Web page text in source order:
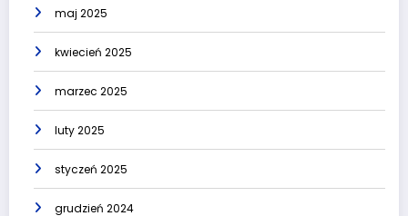
maj 2025
kwiecień 2025
marzec 2025
luty 2025
styczeń 2025
grudzień 2024